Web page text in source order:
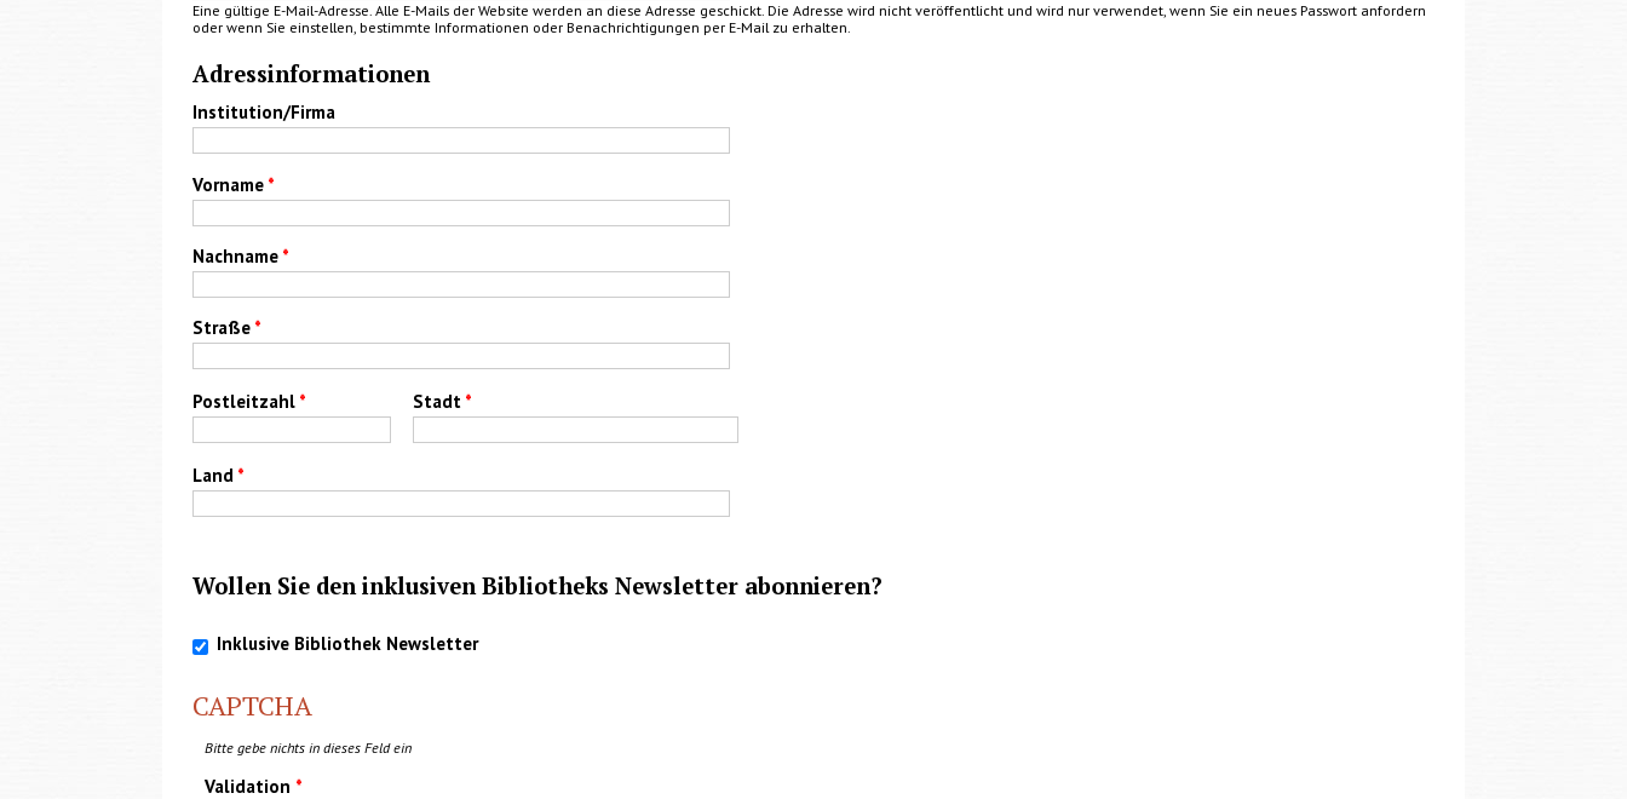
Eine gültige E-Mail-Adresse. Alle E-Mails der Website werden an diese Adresse geschickt. Die Adresse wird nicht veröffentlicht und wird nur verwendet, wenn Sie ein neues Passwort anfordern
oder wenn Sie einstellen, bestimmte Informationen oder Benachrichtigungen per E-Mail zu erhalten.
Adressinformationen
Institution/Firma
Vorname *
Nachname *
Straße *
Postleitzahl * Stadt *
Land *
Wollen Sie den inklusiven Bibliotheks Newsletter abonnieren?
Inklusive Bibliothek Newsletter
CAPTCHA
Bitte gebe nichts in dieses Feld ein
Validation *